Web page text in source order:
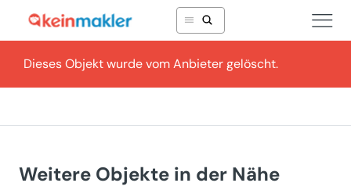
Dieses Objekt wurde vom Anbieter gelöscht.
Weitere Objekte in der Nähe